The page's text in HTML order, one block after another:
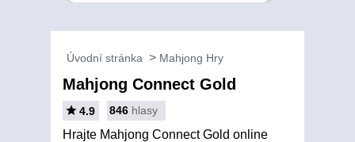
Úvodní stránka Mahjong Hry
Mahjong Connect Gold
4.9 846 hlasy
Hrajte Mahjong Connect Gold online